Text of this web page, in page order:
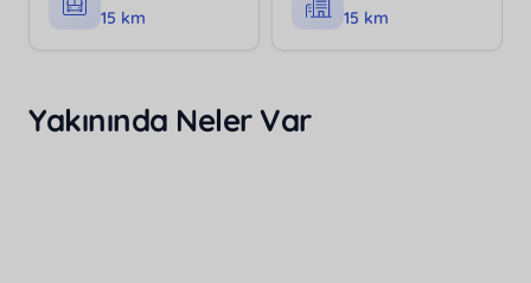
15 km 15 km
Yakınında Neler Var